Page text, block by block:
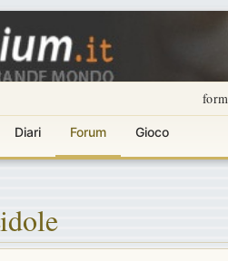
Diari Forum Gioco